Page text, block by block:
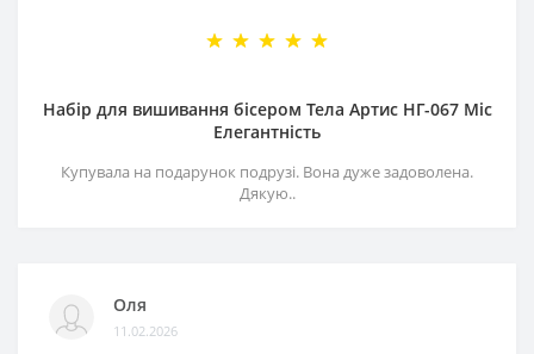
Набір для вишивання бісером Тела Артис НГ-067 Міс
Елегантність
Купувала на подарунок подрузі. Вона дуже задоволена.
Дякую..
Оля
11.02.2026